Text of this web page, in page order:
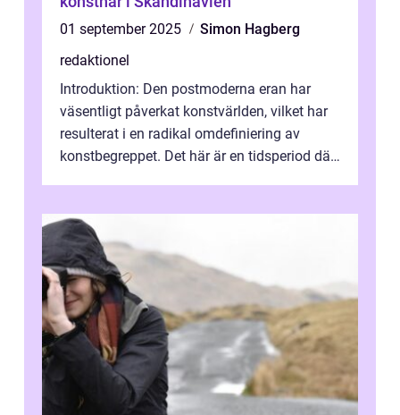
01 september 2025
Simon Hagberg
redaktionel
Introduktion: Den postmoderna eran har
väsentligt påverkat konstvärlden, vilket har
resulterat i en radikal omdefiniering av
konstbegreppet. Det här är en tidsperiod där